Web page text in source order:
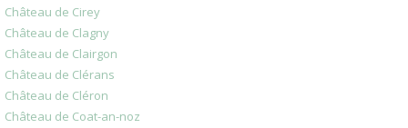
Château de Cirey
Château de Clagny
Château de Clairgon
Château de Clérans
Château de Cléron
Château de Coat-an-noz